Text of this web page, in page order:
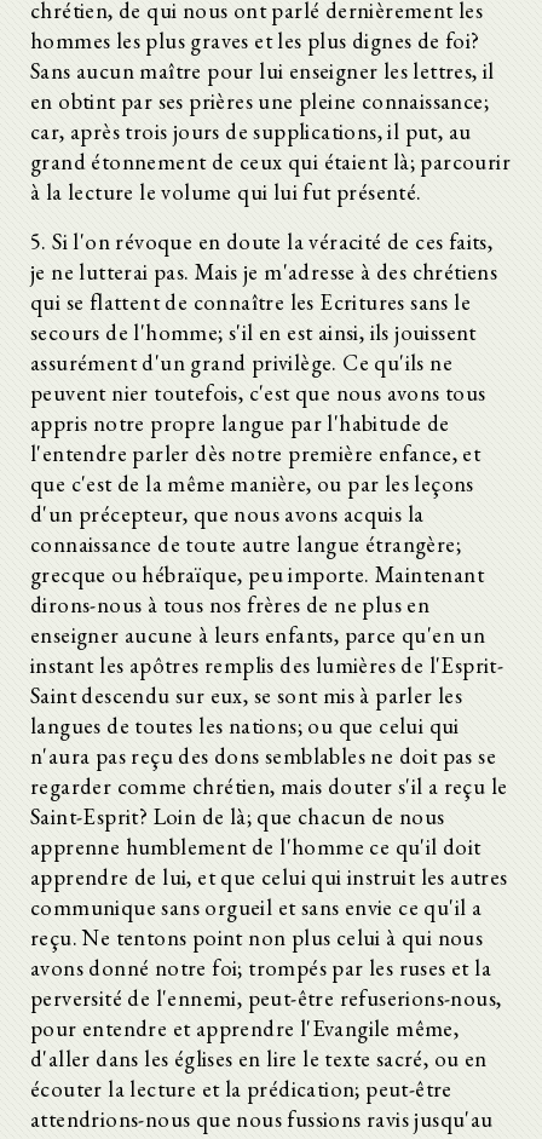
chrétien, de qui nous ont parlé dernièrement les
hommes les plus graves et les plus dignes de foi?
Sans aucun maître pour lui enseigner les lettres, il
en obtint par ses prières une pleine connaissance;
car, après trois jours de supplications, il put, au
grand étonnement de ceux qui étaient là; parcourir
à la lecture le volume qui lui fut présenté.
5. Si l'on révoque en doute la véracité de ces faits,
je ne lutterai pas. Mais je m'adresse à des chrétiens
qui se flattent de connaître les Ecritures sans le
secours de l'homme; s'il en est ainsi, ils jouissent
assurément d'un grand privilège. Ce qu'ils ne
peuvent nier toutefois, c'est que nous avons tous
appris notre propre langue par l'habitude de
l'entendre parler dès notre première enfance, et
que c'est de la même manière, ou par les leçons
d'un précepteur, que nous avons acquis la
connaissance de toute autre langue étrangère;
grecque ou hébraïque, peu importe. Maintenant
dirons-nous à tous nos frères de ne plus en
enseigner aucune à leurs enfants, parce qu'en un
instant les apôtres remplis des lumières de l'Esprit-
Saint descendu sur eux, se sont mis à parler les
langues de toutes les nations; ou que celui qui
n'aura pas reçu des dons semblables ne doit pas se
regarder comme chrétien, mais douter s'il a reçu le
Saint-Esprit? Loin de là; que chacun de nous
apprenne humblement de l'homme ce qu'il doit
apprendre de lui, et que celui qui instruit les autres
communique sans orgueil et sans envie ce qu'il a
reçu. Ne tentons point non plus celui à qui nous
avons donné notre foi; trompés par les ruses et la
perversité de l'ennemi, peut-être refuserions-nous,
pour entendre et apprendre l'Evangile même,
d'aller dans les églises en lire le texte sacré, ou en
écouter la lecture et la prédication; peut-être
attendrions-nous que nous fussions ravis jusqu'au